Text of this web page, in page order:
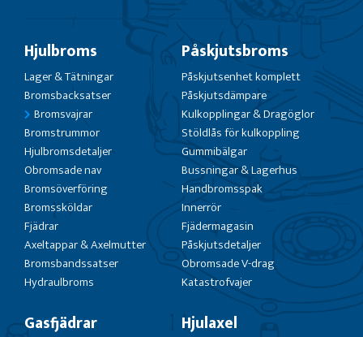
Hjulbroms
Lager & Tätningar
Bromsbacksatser
Bromsvajrar
Bromstrummor
Hjulbromsdetaljer
Obromsade nav
Bromsöverföring
Bromssköldar
Fjädrar
Axeltappar & Axelmutter
Bromsbandssatser
Hydraulbroms
Påskjutsbroms
Påskjutsenhet komplett
Påskjutsdämpare
Kulkopplingar & Dragöglor
Stöldlås för kulkoppling
Gummibälgar
Bussningar & Lagerhus
Handbromsspak
Innerrör
Fjädermagasin
Påskjutsdetaljer
Obromsade V-drag
Katastrofvajer
Gasfjädrar Hjulaxel